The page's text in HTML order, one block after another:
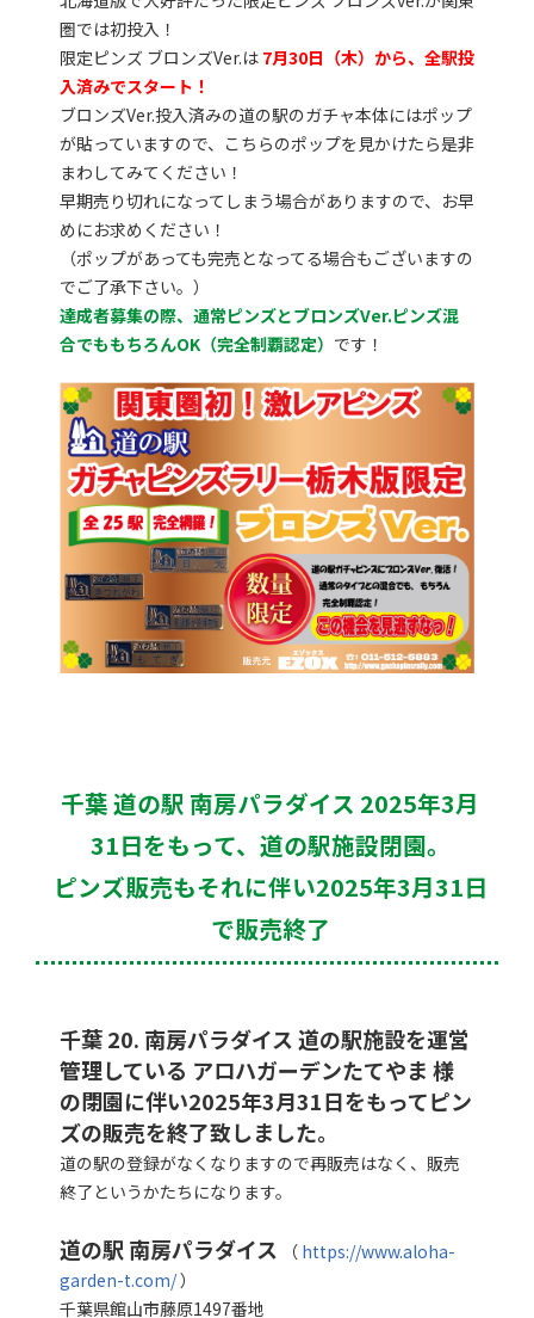
圏では初投入！
限定ピンズ ブロンズVer.は 7月30日（木）から、全駅投
入済みでスタート！
ブロンズVer.投入済みの道の駅のガチャ本体にはポップ
が貼っていますので、こちらのポップを見かけたら是非
まわしてみてください！
早期売り切れになってしまう場合がありますので、お早
めにお求めください！
（ポップがあっても完売となってる場合もございますの
でご了承下さい。）
達成者募集の際、通常ピンズとブロンズVer.ピンズ混
合でももちろんOK（完全制覇認定） です！
千葉 道の駅 南房パラダイス 2025年3月
31日をもって、道の駅施設閉園。
ピンズ販売もそれに伴い2025年3月31日
で販売終了
千葉 20. 南房パラダイス 道の駅施設を運営
管理している アロハガーデンたてやま 様
の閉園に伴い2025年3月31日をもってピン
ズの販売を終了致しました。
道の駅の登録がなくなりますので再販売はなく、販売
終了というかたちになります。
道の駅 南房パラダイス （ https://www.aloha-
garden-t.com/）
千葉県館山市藤原1497番地